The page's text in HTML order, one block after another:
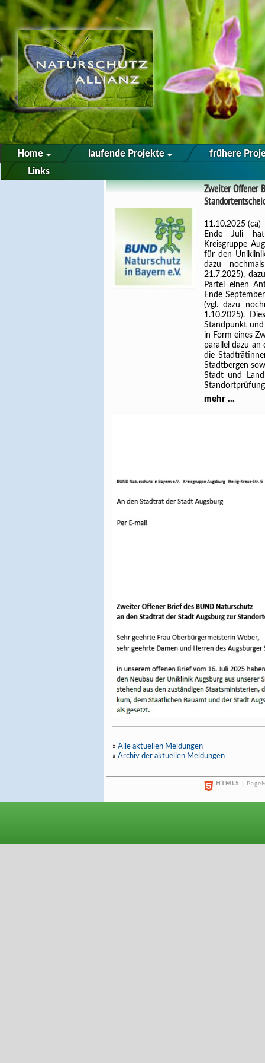
Home laufende Projekte
frühere
Links
Zweiter Offener
11.10.2025 (ca)
Ende Juli
Kreisgruppe
für den
dazu
21.7.2025),
Partei einen
Ende
(vgl. dazu
1.10.2025).
Standpunkt und
in Form eines
parallel dazu an
die
Stadtbergen
Stadt und
mehr ...
» Alle aktuellen Meldungen
» Archiv der aktuellen Meldungen
HTML5 |